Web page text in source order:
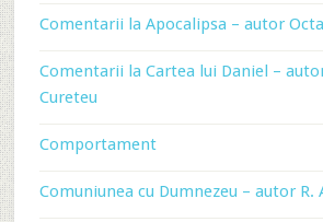
Comentarii la Apocalipsa – autor
Comentarii la Cartea lui Daniel –
Cureteu
Comportament
Comuniunea cu Dumnezeu – autor R.